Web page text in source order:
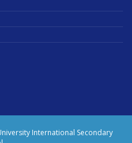
International Secondary